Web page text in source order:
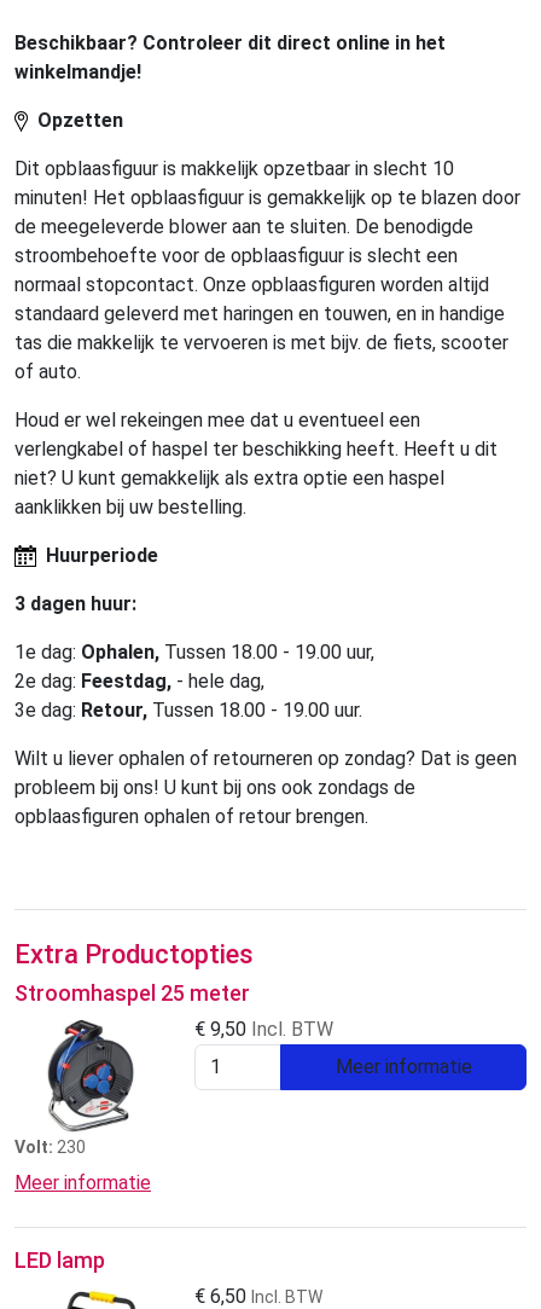
Beschikbaar? Controleer dit direct online in het
winkelmandje!
Opzetten
Dit opblaasfiguur is makkelijk opzetbaar in slecht 10
minuten! Het opblaasfiguur is gemakkelijk op te blazen door
de meegeleverde blower aan te sluiten. De benodigde
stroombehoefte voor de opblaasfiguur is slecht een
normaal stopcontact. Onze opblaasfiguren worden altijd
standaard geleverd met haringen en touwen, en in handige
tas die makkelijk te vervoeren is met bijv. de fiets, scooter
of auto.
Houd er wel rekeingen mee dat u eventueel een
verlengkabel of haspel ter beschikking heeft. Heeft u dit
niet? U kunt gemakkelijk als extra optie een haspel
aanklikken bij uw bestelling.
Huurperiode
3 dagen huur:
1e dag: Ophalen, Tussen 18.00 - 19.00 uur,
2e dag: Feestdag, - hele dag,
3e dag: Retour, Tussen 18.00 - 19.00 uur.
Wilt u liever ophalen of retourneren op zondag? Dat is geen
probleem bij ons! U kunt bij ons ook zondags de
opblaasfiguren ophalen of retour brengen.
Extra Productopties
Stroomhaspel 25 meter
€ 9,50 Incl. BTW
Meer informatie
Volt: 230
Meer informatie
LED lamp
€ 6,50 Incl. BTW